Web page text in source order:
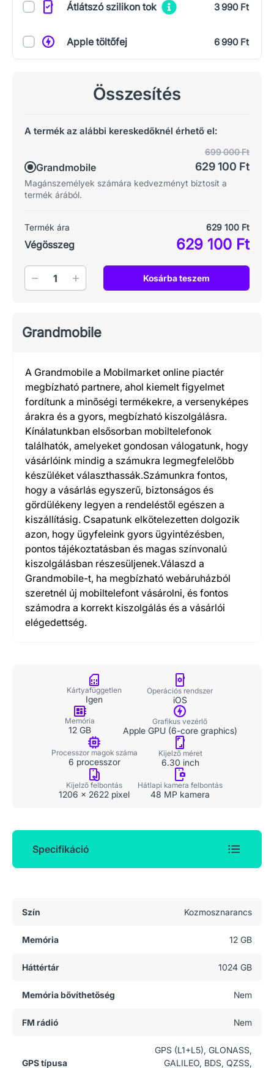
Átlátszó szilikon tok 3 990 Ft
Apple töltőfej 6 990 Ft
Összesítés
A termék az alábbi kereskedőknél érhető el:
Grandmobile
699 000 Ft
629 100 Ft
Magánszemélyek számára kedvezményt biztosít a
termék árából.
Termék ára 629 100 Ft
Végösszeg 629 100 Ft
Mennyiség Kosárba teszem
Grandmobile
A Grandmobile a Mobilmarket online piactér
megbízható partnere, ahol kiemelt figyelmet
fordítunk a minőségi termékekre, a versenyképes
árakra és a gyors, megbízható kiszolgálásra.
Kínálatunkban elsősorban mobiltelefonok
találhatók, amelyeket gondosan válogatunk, hogy
vásárlóink mindig a számukra legmegfelelőbb
készüléket választhassák.Számunkra fontos,
hogy a vásárlás egyszerű, biztonságos és
gördülékeny legyen a rendeléstől egészen a
kiszállításig. Csapatunk elkötelezetten dolgozik
azon, hogy ügyfeleink gyors ügyintézésben,
pontos tájékoztatásban és magas színvonalú
kiszolgálásban részesüljenek.Válaszd a
Grandmobile-t, ha megbízható webáruházból
szeretnél új mobiltelefont vásárolni, és fontos
számodra a korrekt kiszolgálás és a vásárlói
elégedettség.
Kártyafüggetlen
Igen
Operációs rendszer
iOS
Memória
12 GB
Grafikus vezérlő
Apple GPU (6-core graphics)
Processzor magok száma
6 processzor
Kijelző méret
6.30 inch
Kijelző felbontás
1206 x 2622 pixel
Hátlapi kamera felbontás
48 MP kamera
Specifikáció
Szín Kozmosznarancs
Memória 12 GB
Háttértár 1024 GB
Memória bővíthetőség Nem
FM rádió Nem
GPS típusa
GPS (L1+L5), GLONASS,
GALILEO, BDS, QZSS,